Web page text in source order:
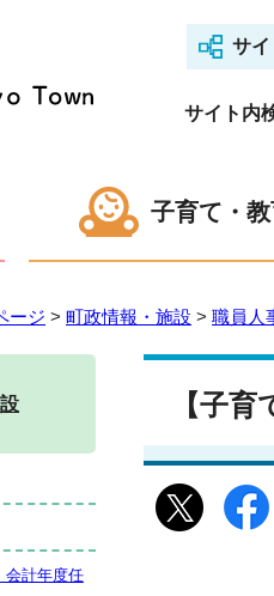
サ
サイト内
子育て・
ージ > 町政情報・施設 > 職員人
【子
会計年度任